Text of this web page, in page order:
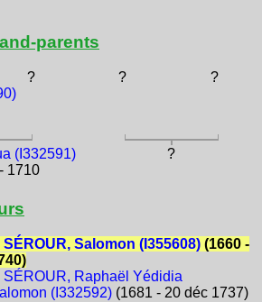
parents
? ? ?
(I332591)
1710
?
SÉROUR, Salomon (I355608)(1660 -
SÉROUR, Raphaël Yédidia
(I332592)(1681 - 20 déc 1737)